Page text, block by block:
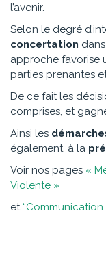
l’avenir.
Selon le degré
concertation
approche favorise
parties prenantes
De ce fait les
comprises, et
Ainsi les
également, à la
Voir nos pages «
Violente »
et